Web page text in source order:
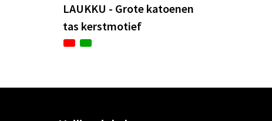
LAUKKU - Grote katoenen
tas kerstmotief